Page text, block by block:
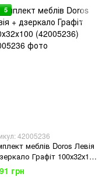
5
42005236
меблів Doros Левія
Графіт 100х32х100
грн